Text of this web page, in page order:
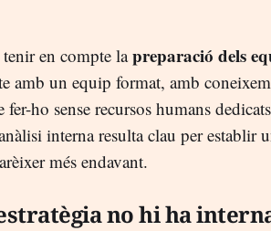
en compte lapreparació dels
amb un equip format, amb
fer-ho sense recursos humans
interna resulta clau per establir
més endavant.
no hi ha